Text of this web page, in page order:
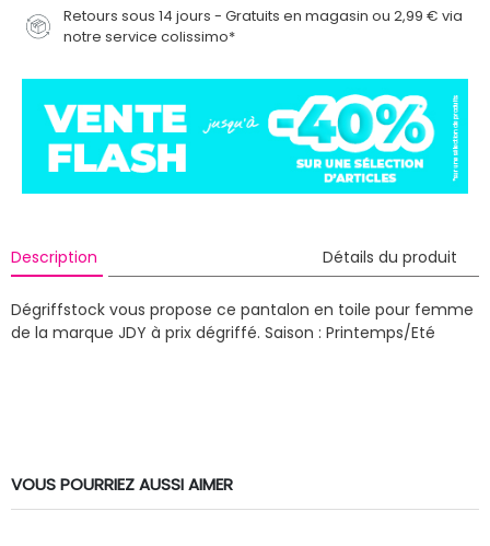
Retours sous 14 jours - Gratuits en magasin ou 2,99 € via
notre service colissimo*
Description Détails du produit
Dégriffstock vous propose ce pantalon en toile pour femme
de la marque JDY à prix dégriffé. Saison : Printemps/Eté
VOUS POURRIEZ AUSSI AIMER